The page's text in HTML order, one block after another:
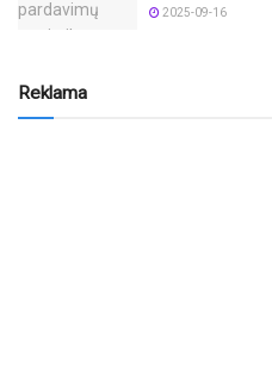
2025-09-16
Reklama